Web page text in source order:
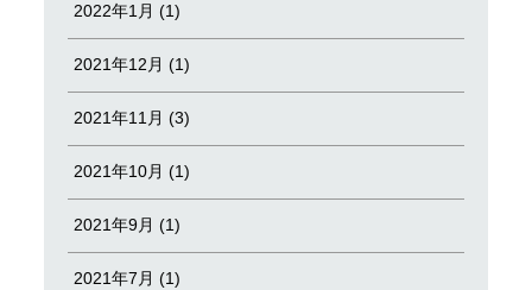
2022年1月 (1)
2021年12月 (1)
2021年11月 (3)
2021年10月 (1)
2021年9月 (1)
2021年7月 (1)